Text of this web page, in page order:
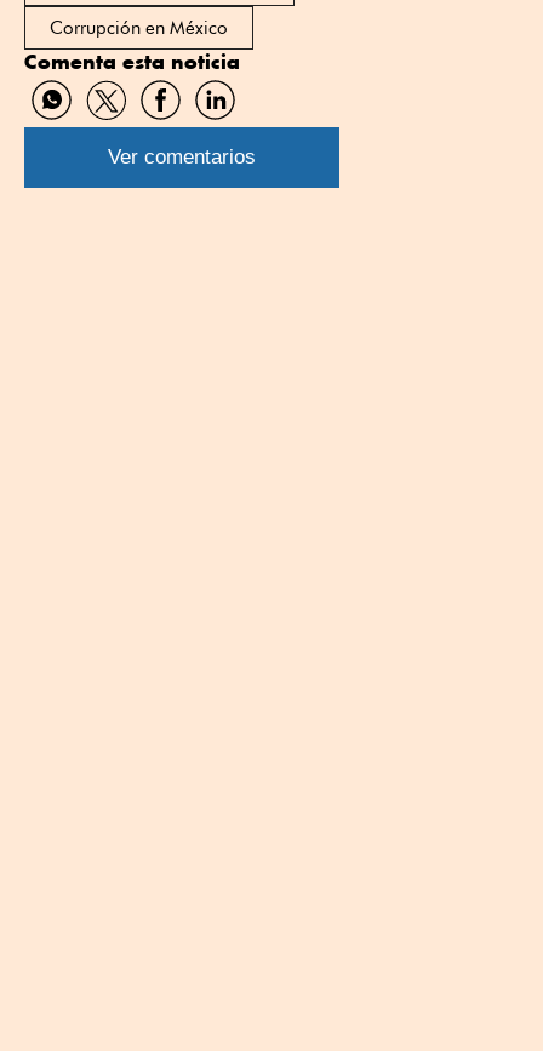
Corrupción en México
Comenta esta noticia
Compartir
por
WhatsApp
Compartir
por
Twitter
Compartir
por
Facebook
Compartir
por
Linkedin
Ver comentarios